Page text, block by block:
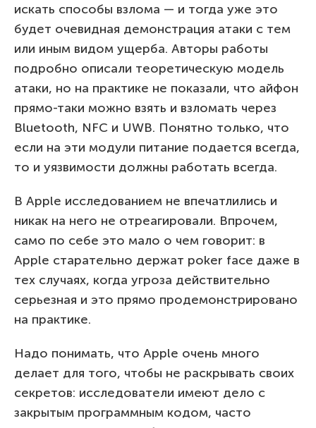
искать способы взлома — и тогда уже это
будет очевидная демонстрация атаки с тем
или иным видом ущерба. Авторы работы
подробно описали теоретическую модель
атаки, но на практике не показали, что айфон
прямо-таки можно взять и взломать через
Bluetooth, NFC и UWB. Понятно только, что
если на эти модули питание подается всегда,
то и уязвимости должны работать всегда.
В Apple исследованием не впечатлились и
никак на него не отреагировали. Впрочем,
само по себе это мало о чем говорит: в
Apple старательно держат poker face даже в
тех случаях, когда угроза действительно
серьезная и это прямо продемонстрировано
на практике.
Надо понимать, что Apple очень много
делает для того, чтобы не раскрывать своих
секретов: исследователи имеют дело с
закрытым программным кодом, часто